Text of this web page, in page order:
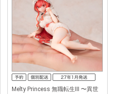
Melty Princess 無職転生III 〜異世